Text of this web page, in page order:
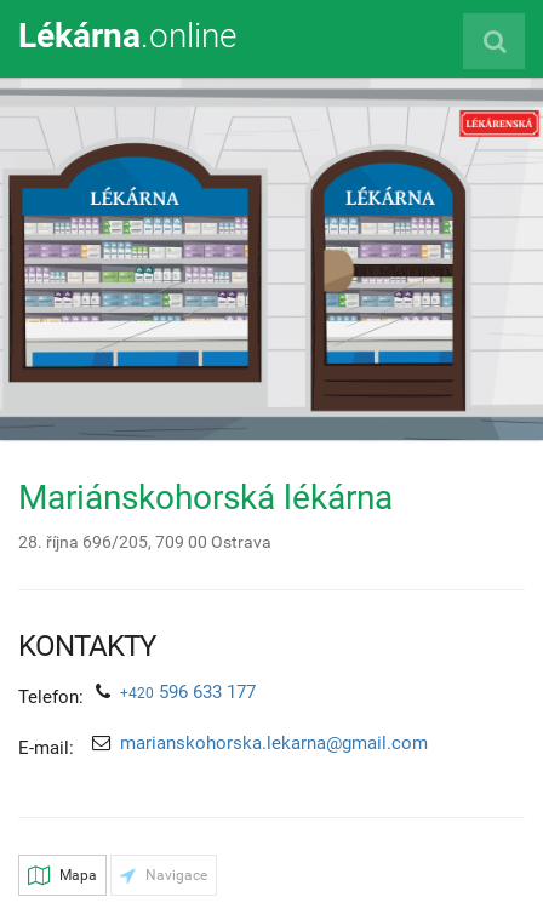
Lékárna.online
Mariánskohorská lékárna
28. října 696/205, 709 00 Ostrava
KONTAKTY
Telefon: +420 596 633 177
E-mail: marianskohorska.lekarna@gmail.com
Mapa Navigace